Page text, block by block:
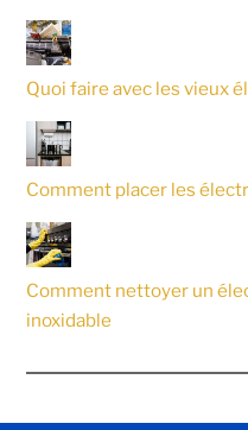
Quoi faire avec les vieux
Comment placer les
Comment nettoyer un
inoxidable